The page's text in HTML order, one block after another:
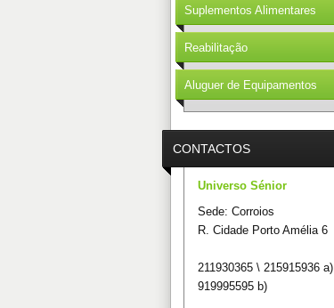
Suplementos Alimentares
Reabilitação
Aluguer de Equipamentos
CONTACTOS
Universo Sénior
Sede: Corroios
R. Cidade Porto Amélia 6
211930365 \ 215915936 a)
919995595 b)